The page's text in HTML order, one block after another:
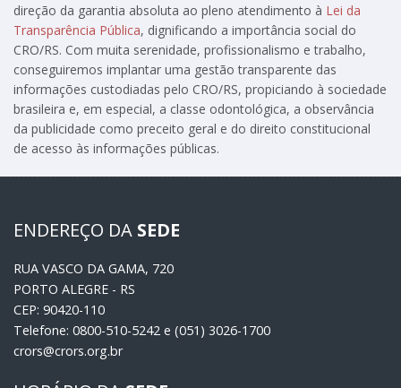
direção da garantia absoluta ao pleno atendimento à Lei da
Transparência Pública, dignificando a importância social do
CRO/RS. Com muita serenidade, profissionalismo e trabalho,
conseguiremos implantar uma gestão transparente das
informações custodiadas pelo CRO/RS, propiciando à sociedade
brasileira e, em especial, a classe odontológica, a observância
da publicidade como preceito geral e do direito constitucional
de acesso às informações públicas.
ENDEREÇO DA SEDE
RUA VASCO DA GAMA, 720
PORTO ALEGRE - RS
CEP: 90420-110
Telefone: 0800-510-5242 e (051) 3026-1700
crors@crors.org.br